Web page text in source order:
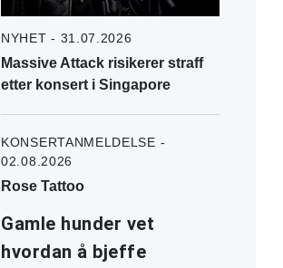
NYHET - 31.07.2026
Massive Attack risikerer straff
etter konsert i Singapore
KONSERTANMELDELSE -
02.08.2026
Rose Tattoo
Gamle hunder vet
hvordan å bjeffe